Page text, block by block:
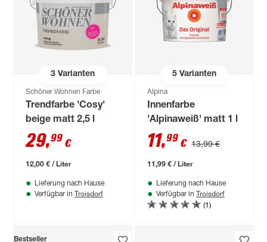
3Varianten
Schöner Wohnen Farbe
Trendfarbe 'Cosy'
beige matt 2,5 l
29,99 €
12,00 € / Liter
Lieferung nach Hause
Verfügbar in Troisdorf
5Varianten
Alpina
Innenfarbe
'Alpinaweiß' matt 1 l
11,99 € 13,99 €
11,99 € / Liter
Lieferung nach Hause
Verfügbar in Troisdorf
(1)
Bestseller